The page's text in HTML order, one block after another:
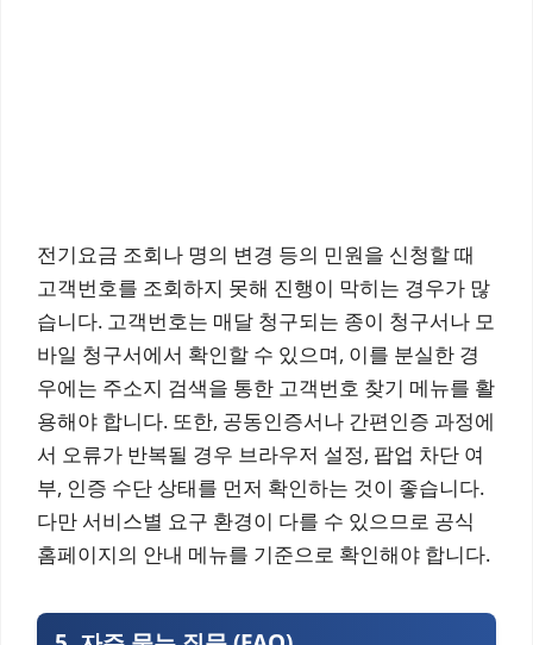
전기요금 조회나 명의 변경 등의 민원을 신청할 때
고객번호를 조회하지 못해 진행이 막히는 경우가 많
습니다. 고객번호는 매달 청구되는 종이 청구서나 모
바일 청구서에서 확인할 수 있으며, 이를 분실한 경
우에는 주소지 검색을 통한 고객번호 찾기 메뉴를 활
용해야 합니다. 또한, 공동인증서나 간편인증 과정에
서 오류가 반복될 경우 브라우저 설정, 팝업 차단 여
부, 인증 수단 상태를 먼저 확인하는 것이 좋습니다.
다만 서비스별 요구 환경이 다를 수 있으므로 공식
홈페이지의 안내 메뉴를 기준으로 확인해야 합니다.